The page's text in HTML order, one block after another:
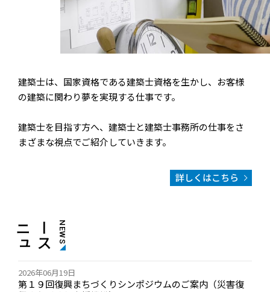
建築士は、国家資格である建築士資格を生かし、お客様
の建築に関わり夢を実現する仕事です。
建築士を目指す方へ、建築士と建築士事務所の仕事をさ
まざまな視点でご紹介していきます。
詳しくはこちら
2026年06月19日
第１９回復興まちづくりシンポジウムのご案内（災害復
ニ
ュ
ー ス NEWS